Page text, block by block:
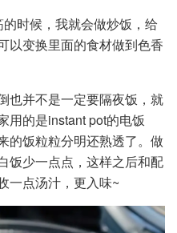
时候，我就会做炒饭，给
以变换里面的食材做到色香
也并不是一定要隔夜饭，就
用的是instant pot的电饭
的饭粒粒分明还熟透了。做
饭少一点点，这样之后和配
一点汤汁，更入味~